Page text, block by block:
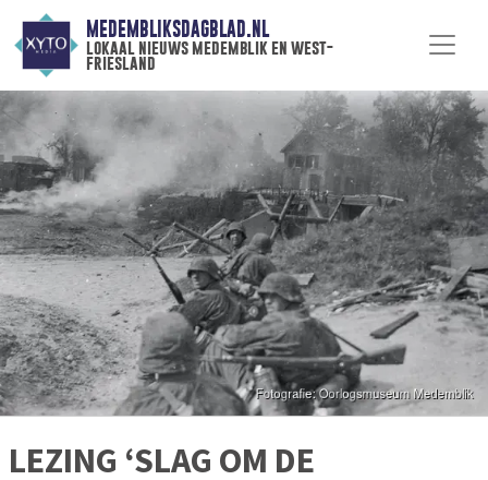
MEDEMBLIKSDAGBLAD.NL
lokaal nieuws medemblik en west-
friesland
LEZING ‘SLAG OM DE